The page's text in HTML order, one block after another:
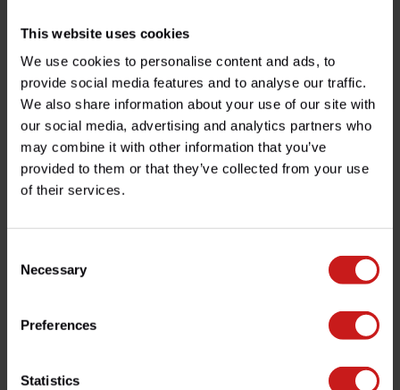
This website uses cookies
We use cookies to personalise content and ads, to
provide social media features and to analyse our traffic.
We also share information about your use of our site with
our social media, advertising and analytics partners who
may combine it with other information that you’ve
provided to them or that they’ve collected from your use
of their services.
Selection
Necessary
Preferences
Statistics
Descripción del producto
Especificaciones
¿Tienes alguna pregunta sobre este producto?
con nuestro servicio de atención al cliente en
ayudarle!